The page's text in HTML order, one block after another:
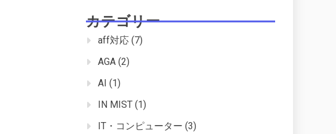
カテゴリー
aff対応 (7)
AGA (2)
AI (1)
IN MIST (1)
IT・コンピューター (3)